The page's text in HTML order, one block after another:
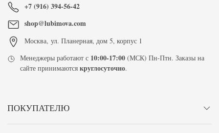
+7 (916) 394-56-42
shop@lubimova.com
Москва, ул. Планерная, дом 5, корпус 1
Менеджеры работают с 10:00-17:00 (МСК) Пн-Птн. Заказы на
сайте принимаютсякруглосуточно.
ПОКУПАТЕЛЮ